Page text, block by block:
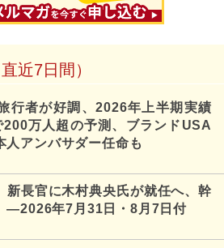
近7日間）
行者が好調、2026年上半期実績
万人超の予測、ブランドUSA
人アンバサダー任命も
新長官に木村典央氏が就任へ、幹
年7月31日・8月7日付